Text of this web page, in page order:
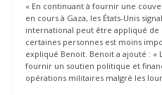
« En continuant à fournir une
en cours à Gaza, les États-Unis
international peut être appliqué
certaines personnes est moins
expliqué Benoit. Benoit a ajouté : «
fournir un soutien politique et
opérations militaires malgré les